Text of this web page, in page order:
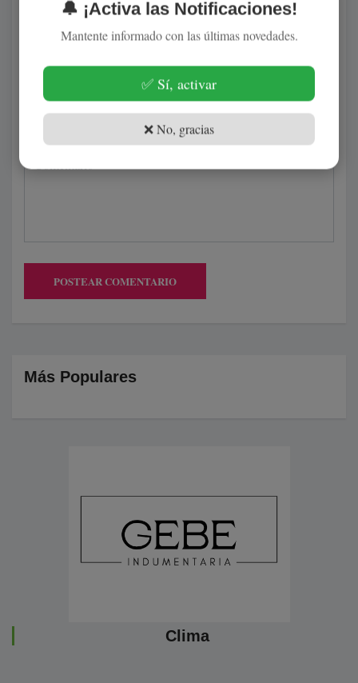
(Su email no será publicado)
POSTEAR COMENTARIO
Más Populares
Clima
🔔 ¡Activa las Notificaciones!
Mantente informado con las últimas novedades.
✅ Sí, activar
❌ No, gracias